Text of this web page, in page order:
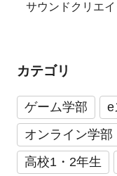
サウンドクリエイ
カテゴリ
ゲーム学部 e
オンライン学部
高校1・2年生